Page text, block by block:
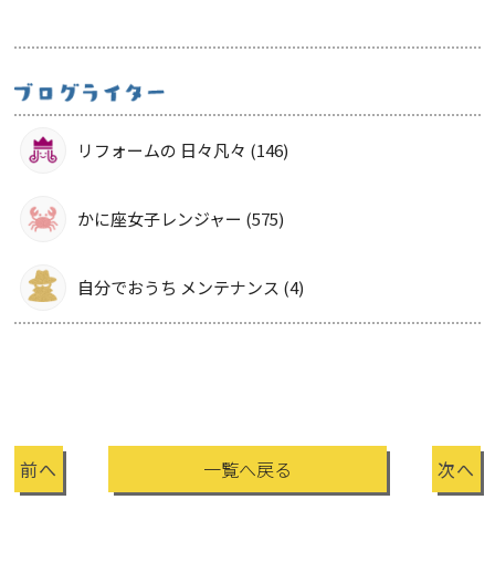
リフォームの 日々凡々 (146)
かに座女子レンジャー (575)
自分でおうち メンテナンス (4)
前へ 一覧へ戻る 次へ